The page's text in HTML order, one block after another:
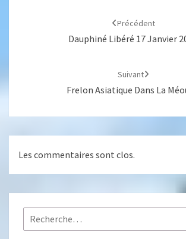
Précédent
Dauphiné Libéré 17 Janvier
Suivant
Frelon Asiatique Dans La
Les commentaires sont clos.
Rechercher :